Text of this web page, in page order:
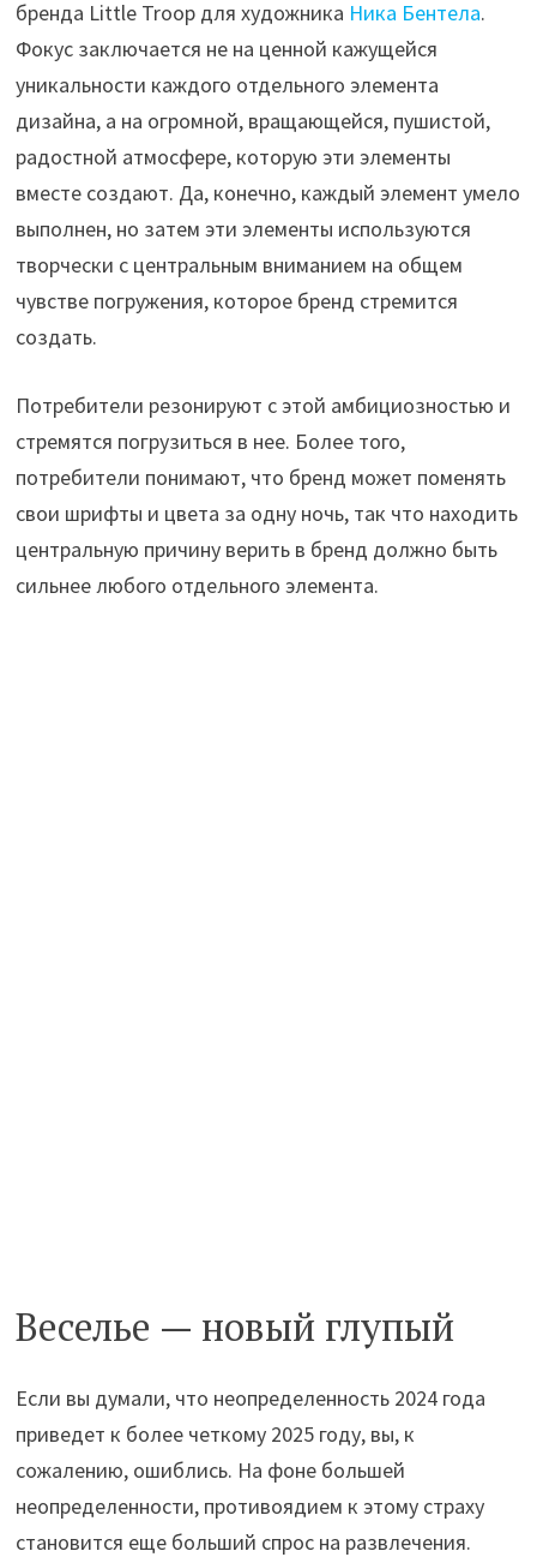
бренда Little Troop для художника Ника Бентела.
Фокус заключается не на ценной кажущейся
уникальности каждого отдельного элемента
дизайна, а на огромной, вращающейся, пушистой,
радостной атмосфере, которую эти элементы
вместе создают. Да, конечно, каждый элемент умело
выполнен, но затем эти элементы используются
творчески с центральным вниманием на общем
чувстве погружения, которое бренд стремится
создать.
Потребители резонируют с этой амбициозностью и
стремятся погрузиться в нее. Более того,
потребители понимают, что бренд может поменять
свои шрифты и цвета за одну ночь, так что находить
центральную причину верить в бренд должно быть
сильнее любого отдельного элемента.
Веселье — новый глупый
Если вы думали, что неопределенность 2024 года
приведет к более четкому 2025 году, вы, к
сожалению, ошиблись. На фоне большей
неопределенности, противоядием к этому страху
становится еще больший спрос на развлечения.